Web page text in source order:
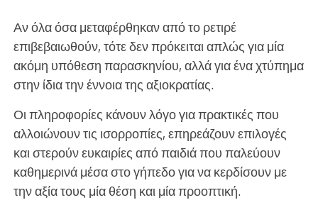
Αν όλα όσα μεταφέρθηκαν από το ρετιρέ
επιβεβαιωθούν, τότε δεν πρόκειται απλώς για μία
ακόμη υπόθεση παρασκηνίου, αλλά για ένα χτύπημα
στην ίδια την έννοια της αξιοκρατίας.
Οι πληροφορίες κάνουν λόγο για πρακτικές που
αλλοιώνουν τις ισορροπίες, επηρεάζουν επιλογές
και στερούν ευκαιρίες από παιδιά που παλεύουν
καθημερινά μέσα στο γήπεδο για να κερδίσουν με
την αξία τους μία θέση και μία προοπτική.